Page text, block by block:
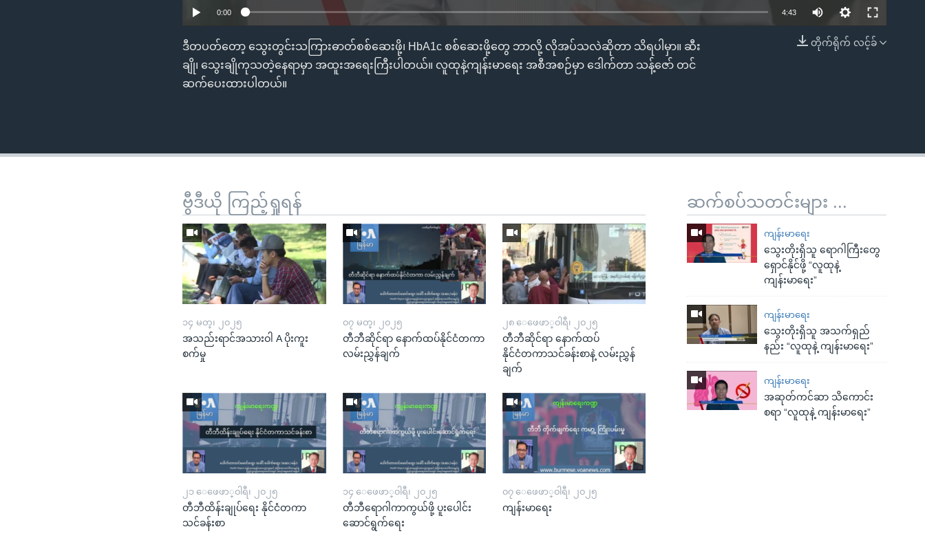
EMBED
0:00 4:43
တိုက်ရိုက် လင့်ခ်
ဒီတပတ်တော့ သွေးတွင်းသကြားဓာတ်စစ်ဆေးဖို့၊ HbA1c စစ်ဆေးဖို့တွေ ဘာလို့ လိုအပ်သလဲဆိုတာ သိရပါမှာ။ ဆီး
ချို၊ သွေးချိုကုသတဲ့နေရာမှာ အထူးအရေးကြီးပါတယ်။ လူထုနဲ့ကျန်းမာရေး အစီအစဉ်မှာ ဒေါက်တာ သန့်ဇော် တင်
ဆက်ပေးထားပါတယ်။
ဆက်စပ်သတင်းများ ...
ကျန်းမာရေး
သွေးတိုးရှိသူ ရောဂါကြီးတွေ
ရှောင်နိုင်ဖို့ “လူထုနဲ့
ကျန်းမာရေး”
ကျန်းမာရေး
သွေးတိုးရှိသူ အသက်ရှည်
နည်း “လူထုနဲ့ ကျန်းမာရေး”
ကျန်းမာရေး
အဆုတ်ကင်ဆာ သိကောင်း
စရာ “လူထုနဲ့ ကျန်းမာရေး”
ဗွီဒီယို ကြည့်ရှုရန်
၁၄ မတ္၊ ၂၀၂၅
အသည်းရာင်အသားဝါ A ပိုးကူး
စက်မှု
၀၇ မတ္၊ ၂၀၂၅
တီဘီဆိုင်ရာ နောက်ထပ်နိုင်ငံတကာ
လမ်းညွှန်ချက်
၂၈ ေဖေဖာ္၀ါရီ၊ ၂၀၂၅
တီဘီဆိုင်ရာ နောက်ထပ်
နိုင်ငံတကာသင်ခန်းစာနဲ့ လမ်းညွှန်
ချက်
၂၁ ေဖေဖာ္၀ါရီ၊ ၂၀၂၅
တီဘီထိန်းချုပ်ရေး နိုင်ငံတကာ
သင်ခန်းစာ
၁၄ ေဖေဖာ္၀ါရီ၊ ၂၀၂၅
တီဘီရောဂါကာကွယ်ဖို့ ပူးပေါင်း
ဆောင်ရွက်ရေး
၀၇ ေဖေဖာ္၀ါရီ၊ ၂၀၂၅
ကျန်းမာရေး